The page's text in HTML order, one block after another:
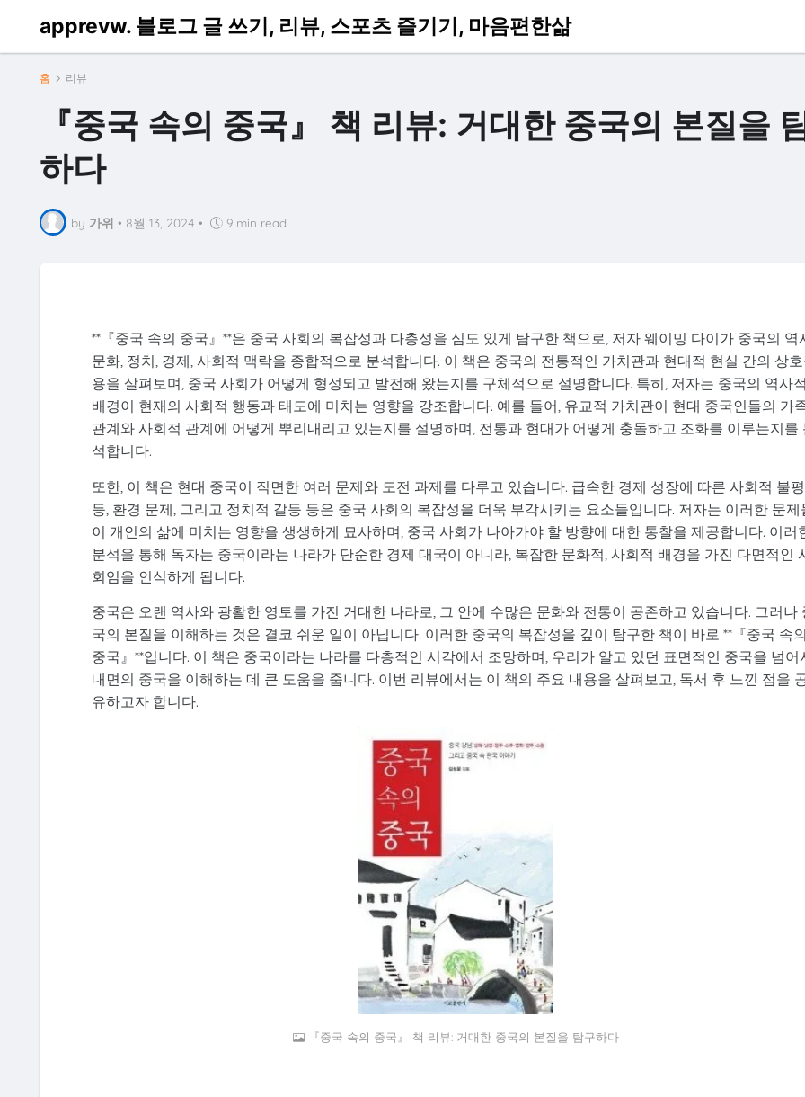
apprevw. 블로그 글 쓰기, 리뷰, 스포츠 즐기기, 마음편한삶
홈 리뷰
『중국 속의 중국』 책 리뷰: 거대한 중국의 본질을
하다
by 가위 • 8월 13, 2024 • 9 min read
**『중국 속의 중국』**은 중국 사회의 복잡성과 다층성을 심도 있게 탐구한 책으로, 저자 웨이밍 다이가 중국의 역
문화, 정치, 경제, 사회적 맥락을 종합적으로 분석합니다. 이 책은 중국의 전통적인 가치관과 현대적 현실 간의 상
용을 살펴보며, 중국 사회가 어떻게 형성되고 발전해 왔는지를 구체적으로 설명합니다. 특히, 저자는 중국의 역사적
배경이 현재의 사회적 행동과 태도에 미치는 영향을 강조합니다. 예를 들어, 유교적 가치관이 현대 중국인들의 가
관계와 사회적 관계에 어떻게 뿌리내리고 있는지를 설명하며, 전통과 현대가 어떻게 충돌하고 조화를 이루는지를
석합니다.
또한, 이 책은 현대 중국이 직면한 여러 문제와 도전 과제를 다루고 있습니다. 급속한 경제 성장에 따른 사회적 불평
등, 환경 문제, 그리고 정치적 갈등 등은 중국 사회의 복잡성을 더욱 부각시키는 요소들입니다. 저자는 이러한 문제
이 개인의 삶에 미치는 영향을 생생하게 묘사하며, 중국 사회가 나아가야 할 방향에 대한 통찰을 제공합니다. 이러
분석을 통해 독자는 중국이라는 나라가 단순한 경제 대국이 아니라, 복잡한 문화적, 사회적 배경을 가진 다면적인
회임을 인식하게 됩니다.
중국은 오랜 역사와 광활한 영토를 가진 거대한 나라로, 그 안에 수많은 문화와 전통이 공존하고 있습니다. 그러나
국의 본질을 이해하는 것은 결코 쉬운 일이 아닙니다. 이러한 중국의 복잡성을 깊이 탐구한 책이 바로 **『중국 속의
중국』**입니다. 이 책은 중국이라는 나라를 다층적인 시각에서 조망하며, 우리가 알고 있던 표면적인 중국을 넘어
내면의 중국을 이해하는 데 큰 도움을 줍니다. 이번 리뷰에서는 이 책의 주요 내용을 살펴보고, 독서 후 느낀 점을
유하고자 합니다.
『중국 속의 중국』 책 리뷰: 거대한 중국의 본질을 탐구하다